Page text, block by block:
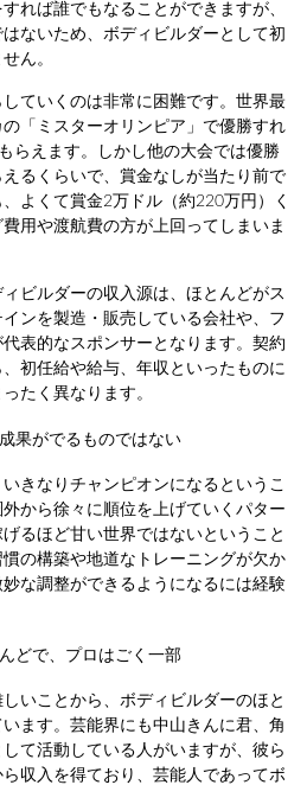
れば誰でもなることができますが、
ないため、ボディビルダーとして初
ん。
ていくのは非常に困難です。世界最
「ミスターオリンピア」で優勝すれ
らえます。しかし他の大会では優勝
るくらいで、賞金なしが当たり前で
よくて賞金2万ドル（約220万円）く
用や渡航費の方が上回ってしまいま
ビルダーの収入源は、ほとんどがス
ンを製造・販売している会社や、フ
表的なスポンサーとなります。契約
初任給や給与、年収といったものに
たく異なります。
果がでるものではない
きなりチャンピオンになるというこ
から徐々に順位を上げていくパター
るほど甘い世界ではないということ
の構築や地道なトレーニングが欠か
な調整ができるようになるには経験
どで、プロはごく一部
いことから、ボディビルダーのほと
ます。芸能界にも中山きんに君、角
て活動している人がいますが、彼ら
収入を得ており、芸能人であってボ